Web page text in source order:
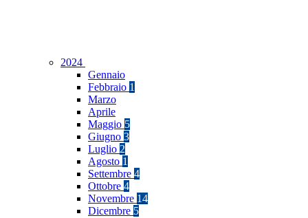
2024
Gennaio
Febbraio 1
Marzo
Aprile
Maggio 5
Giugno 3
Luglio 2
Agosto 1
Settembre 4
Ottobre 4
Novembre 14
Dicembre 5